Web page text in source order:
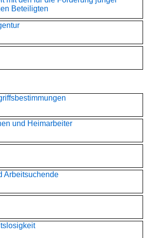
Beteiligten
und Heimarbeiter
Arbeitsuchende